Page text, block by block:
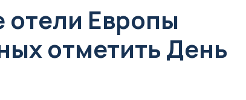
Европы
отметить День